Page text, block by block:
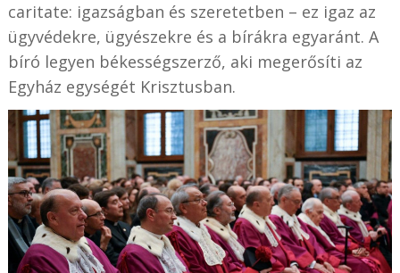
caritate: igazságban és szeretetben – ez igaz az
ügyvédekre, ügyészekre és a bírákra egyaránt. A
bíró legyen békességszerző, aki megerősíti az
Egyház egységét Krisztusban.